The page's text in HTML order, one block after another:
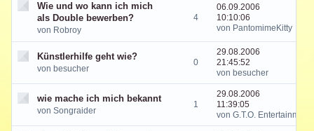
Wie und wo kann ich mich
als Double bewerben?
von Robroy
4
06.09.2006
10:10:06
von PantomimeKitty
Künstlerhilfe geht wie?
von besucher
0
29.08.2006
21:45:52
von besucher
wie mache ich mich bekannt
von Songraider
1
29.08.2006
11:39:05
von G.T.O. Entertainment